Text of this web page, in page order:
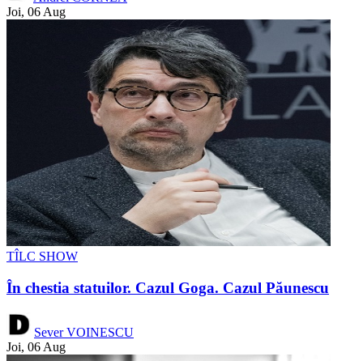
Joi, 06 Aug
TÎLC SHOW
În chestia statuilor. Cazul Goga. Cazul Păunescu
Sever VOINESCU
Joi, 06 Aug